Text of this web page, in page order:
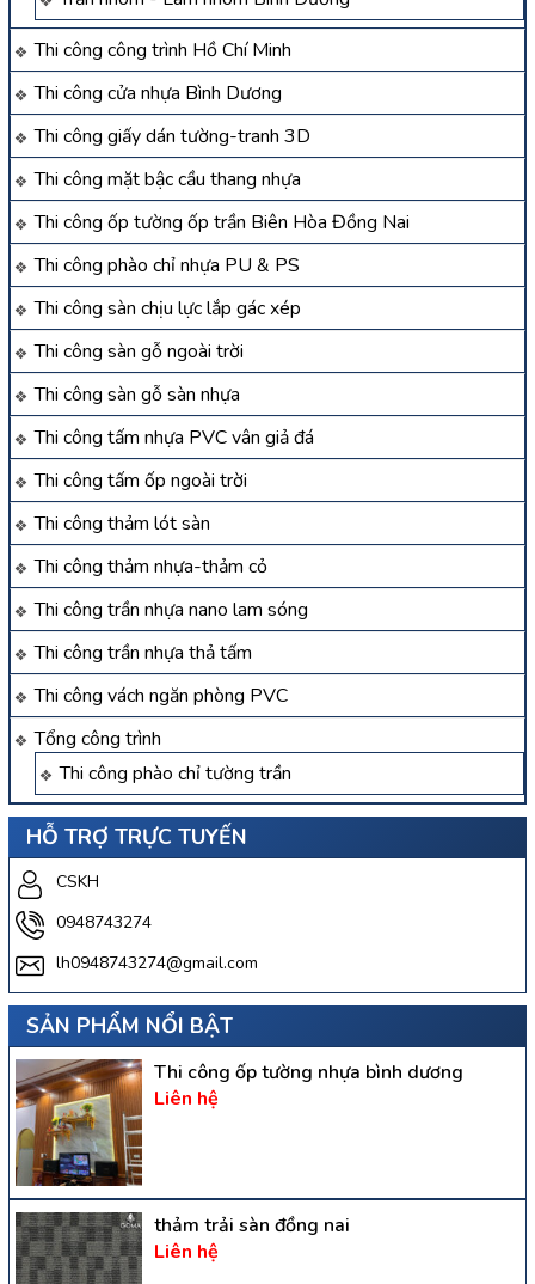
Thi công công trình Hồ Chí Minh
Thi công cửa nhựa Bình Dương
Thi công giấy dán tường-tranh 3D
Thi công mặt bậc cầu thang nhựa
Thi công ốp tường ốp trần Biên Hòa Đồng Nai
Thi công phào chỉ nhựa PU & PS
Thi công sàn chịu lực lắp gác xép
Thi công sàn gỗ ngoài trời
Thi công sàn gỗ sàn nhựa
Thi công tấm nhựa PVC vân giả đá
Thi công tấm ốp ngoài trời
Thi công thảm lót sàn
Thi công thảm nhựa-thảm cỏ
Thi công trần nhựa nano lam sóng
Thi công trần nhựa thả tấm
Thi công vách ngăn phòng PVC
Tổng công trình
Thi công phào chỉ tường trần
HỖ TRỢ TRỰC TUYẾN
CSKH
0948743274
lh0948743274@gmail.com
SẢN PHẨM NỔI BẬT
Thi công ốp tường nhựa bình dương
Liên hệ
thảm trải sàn đồng nai
Liên hệ